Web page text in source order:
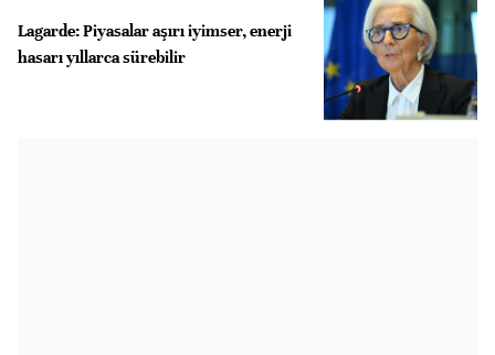
Lagarde: Piyasalar aşırı iyimser, enerji
hasarı yıllarca sürebilir